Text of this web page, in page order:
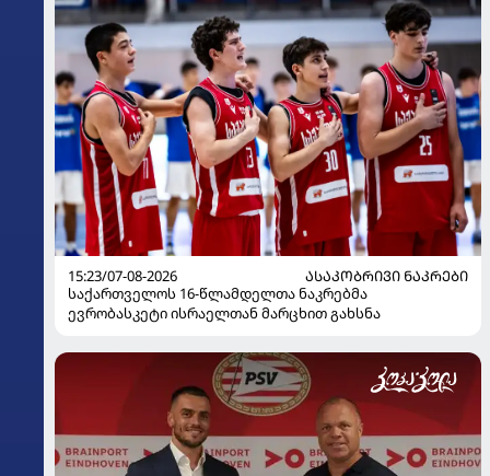
15:23/07-08-2026
ᲐᲡᲐᲙᲝᲑᲠᲘᲕᲘ ᲜᲐᲙᲠᲔᲑᲘ
საქართველოს 16-წლამდელთა ნაკრებმა
ევრობასკეტი ისრაელთან მარცხით გახსნა